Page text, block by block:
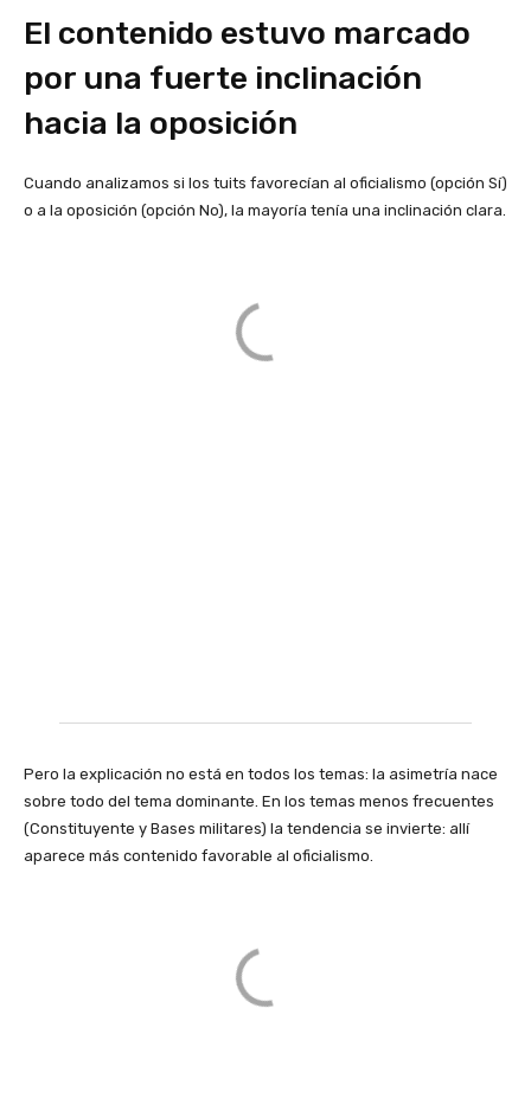
El contenido estuvo marcado
por una fuerte inclinación
hacia la oposición
Cuando analizamos si los tuits favorecían al oficialismo (opción Sí)
o a la oposición (opción No), la mayoría tenía una inclinación clara.
Pero la explicación no está en todos los temas: la asimetría nace
sobre todo del tema dominante. En los temas menos frecuentes
(Constituyente y Bases militares) la tendencia se invierte: allí
aparece más contenido favorable al oficialismo.